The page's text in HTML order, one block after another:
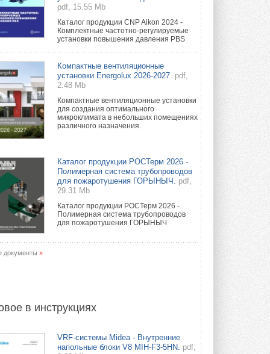
pdf, 15.55 Mb
Каталог продукции CNP Aikon 2024 -
Комплектные частотно-регулируемые
установки повышения давления PBS
Компактные вентиляционные
установки Energolux 2026-2027. pdf,
2.48 Mb
Компактные вентиляционные установки
для создания оптимального
микроклимата в небольших помещениях
различного назначения.
Каталог продукции РОСТерм 2026 -
Полимерная система трубопроводов
для пожаротушения ГОРЫНЫЧ.
pdf,
29.31 Mb
Каталог продукции РОСТерм 2026 -
Полимерная система трубопроводов
для пожаротушения ГОРЫНЫЧ
документы »
в инструкциях
VRF-системы Midea - Внутренние
напольные блоки V8 MIH-F3-5HN. pdf,